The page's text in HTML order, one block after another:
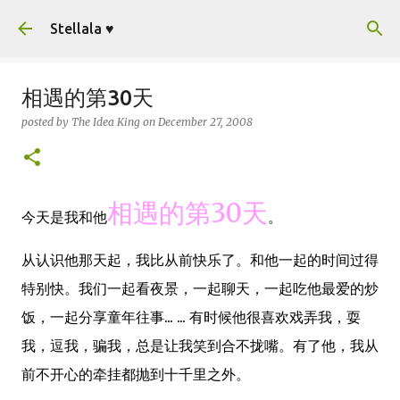
Stellala ♥
相遇的第30天
posted by The Idea King on December 27, 2008
今天是我和他相遇的第30天。
从认识他那天起，我比从前快乐了。和他一起的时间过得
特别快。我们一起看夜景，一起聊天，一起吃他最爱的炒
饭，一起分享童年往事... ... 有时候他很喜欢戏弄我，耍
我，逗我，骗我，总是让我笑到合不拢嘴。有了他，我从
前不开心的牵挂都抛到十千里之外。